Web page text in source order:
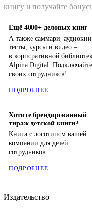
книгу и получайте
Ещё 4000+ деловых книг
А также саммари,
тесты, курсы и видео –
в корпоративной
Alpina Digital. Подключайте
своих сотрудников!
ПОДРОБНЕЕ
Хотите брендированный
тираж детской книги?
Книга с логотипом вашей
компании для детей
сотрудников
ПОДРОБНЕЕ
Издательство